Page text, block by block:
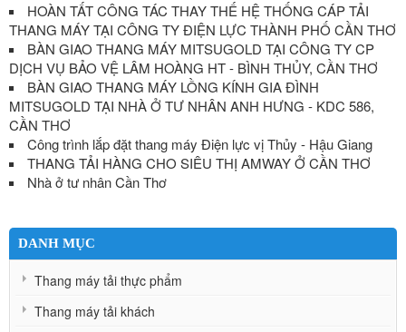
HOÀN TẤT CÔNG TÁC THAY THẾ HỆ THỐNG CÁP TẢI
THANG MÁY TẠI CÔNG TY ĐIỆN LỰC THÀNH PHỐ CẦN THƠ
BÀN GIAO THANG MÁY MITSUGOLD TẠI CÔNG TY CP
DỊCH VỤ BẢO VỆ LÂM HOÀNG HT - BÌNH THỦY, CẦN THƠ
BÀN GIAO THANG MÁY LỒNG KÍNH GIA ĐÌNH
MITSUGOLD TẠI NHÀ Ở TƯ NHÂN ANH HƯNG - KDC 586,
CẦN THƠ
Công trình lắp đặt thang máy Điện lực vị Thủy - Hậu Giang
THANG TẢI HÀNG CHO SIÊU THỊ AMWAY Ở CẦN THƠ
Nhà ở tư nhân Cần Thơ
DANH MỤC
Thang máy tải thực phẩm
Thang máy tải khách